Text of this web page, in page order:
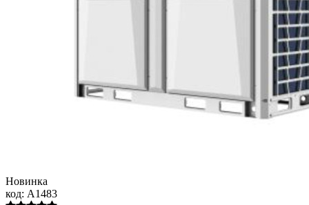
Новинка
код: A1483